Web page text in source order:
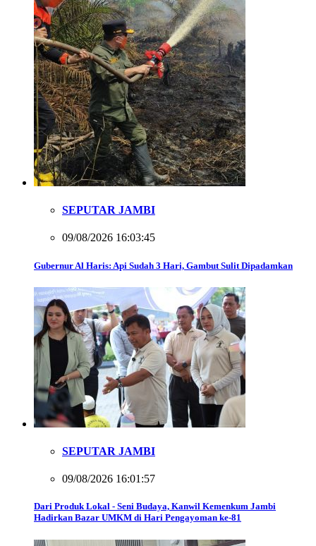
SEPUTAR JAMBI
09/08/2026 16:03:45
Gubernur Al Haris: Api Sudah 3 Hari, Gambut Sulit Dipadamkan
SEPUTAR JAMBI
09/08/2026 16:01:57
Dari Produk Lokal - Seni Budaya, Kanwil Kemenkum Jambi
Hadirkan Bazar UMKM di Hari Pengayoman ke-81